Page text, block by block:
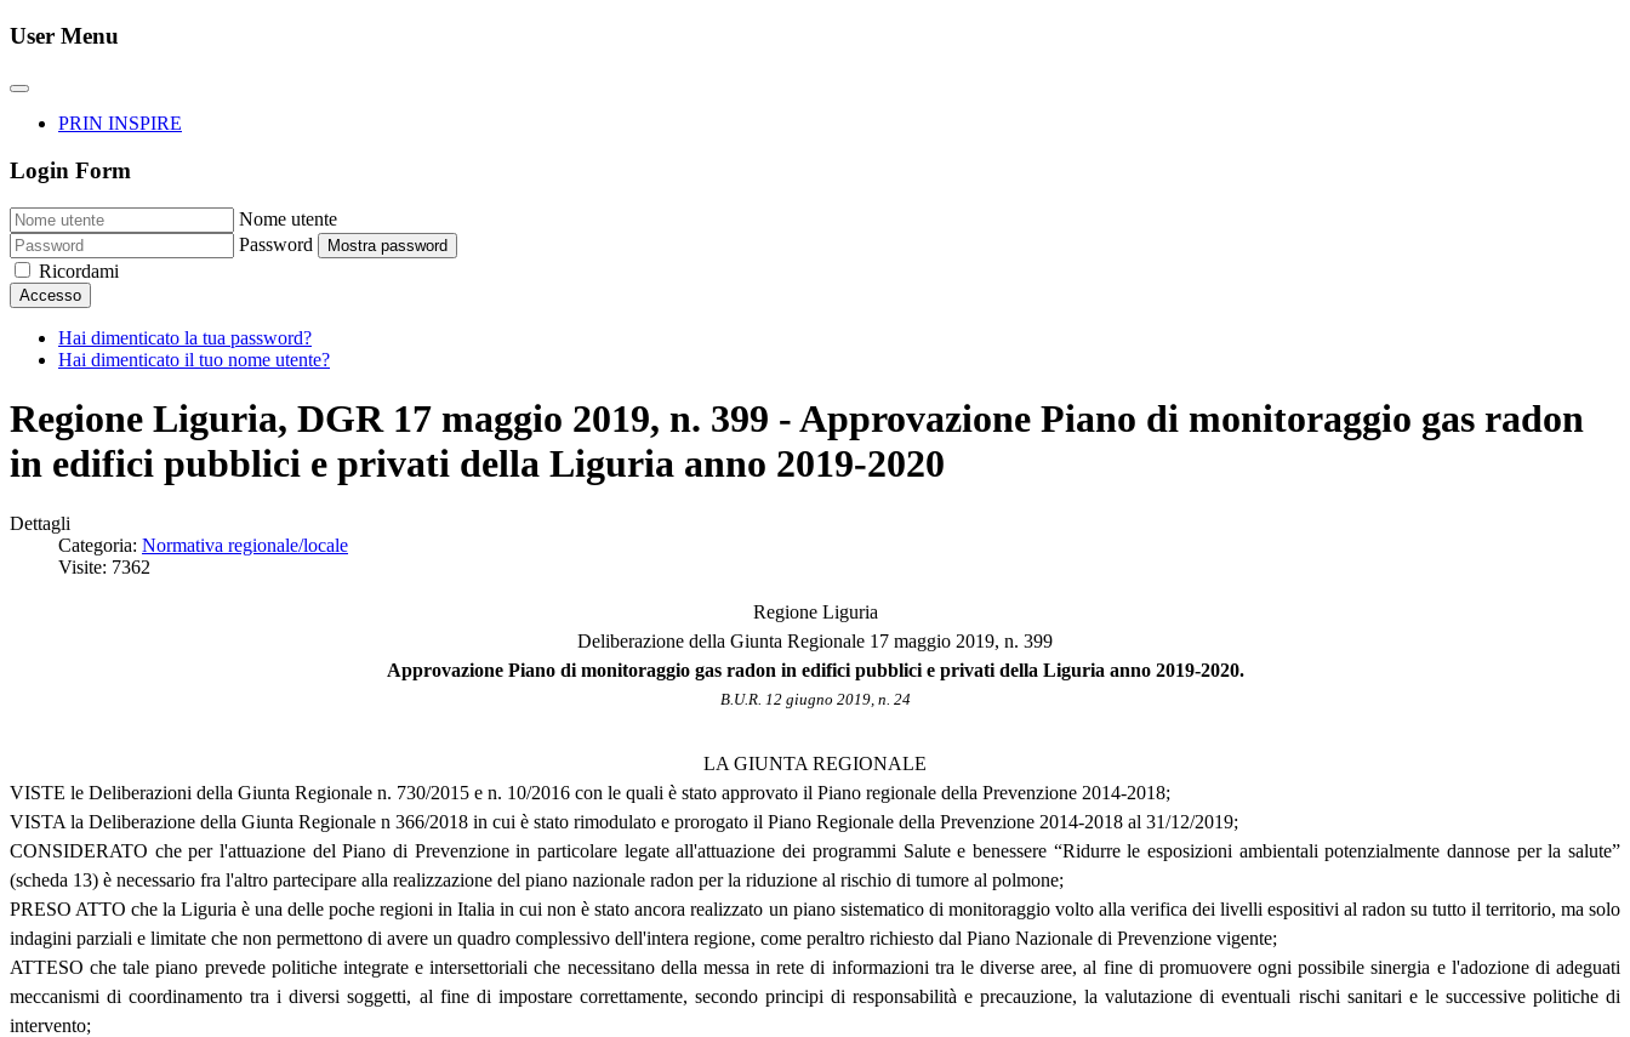
User Menu
PRIN INSPIRE
Login Form
Nome utente
Password
Mostra password
Ricordami
Accesso
Hai dimenticato la tua password?
Hai dimenticato il tuo nome utente?
Regione Liguria, DGR 17 maggio 2019, n. 399 - Approvazione Piano di monitoraggio gas radon
in edifici pubblici e privati della Liguria anno 2019-2020
Dettagli
Categoria: Normativa regionale/locale
Visite: 7362
Regione Liguria
Deliberazione della Giunta Regionale 17 maggio 2019, n. 399
Approvazione Piano di monitoraggio gas radon in edifici pubblici e privati della Liguria anno 2019-2020.
B.U.R. 12 giugno 2019, n. 24
LA GIUNTA REGIONALE
VISTE le Deliberazioni della Giunta Regionale n. 730/2015 e n. 10/2016 con le quali è stato approvato il Piano regionale della Prevenzione 2014-2018;
VISTA la Deliberazione della Giunta Regionale n 366/2018 in cui è stato rimodulato e prorogato il Piano Regionale della Prevenzione 2014-2018 al 31/12/2019;
CONSIDERATO che per l'attuazione del Piano di Prevenzione in particolare legate all'attuazione dei programmi Salute e benessere “Ridurre le esposizioni ambientali potenzialmente dannose per la salute”
(scheda 13) è necessario fra l'altro partecipare alla realizzazione del piano nazionale radon per la riduzione al rischio di tumore al polmone;
PRESO ATTO che la Liguria è una delle poche regioni in Italia in cui non è stato ancora realizzato un piano sistematico di monitoraggio volto alla verifica dei livelli espositivi al radon su tutto il territorio, ma solo
indagini parziali e limitate che non permettono di avere un quadro complessivo dell'intera regione, come peraltro richiesto dal Piano Nazionale di Prevenzione vigente;
ATTESO che tale piano prevede politiche integrate e intersettoriali che necessitano della messa in rete di informazioni tra le diverse aree, al fine di promuovere ogni possibile sinergia e l'adozione di adeguati
meccanismi di coordinamento tra i diversi soggetti, al fine di impostare correttamente, secondo principi di responsabilità e precauzione, la valutazione di eventuali rischi sanitari e le successive politiche di
intervento;